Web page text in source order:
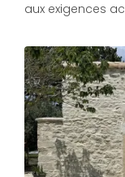
aux exigences